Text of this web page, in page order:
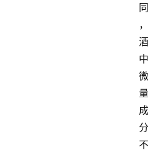
同
，
酒
中
微
量
成
分
不